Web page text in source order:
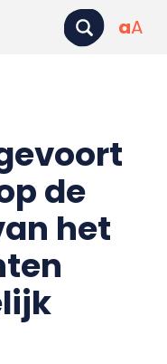
aA
de
het